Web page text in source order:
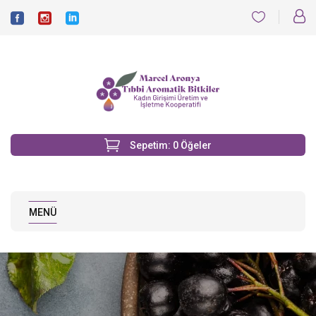
Sepetim: 0 Öğeler
MENÜ